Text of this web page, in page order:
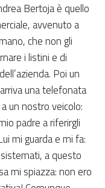
Bertoja è quello
avvenuto a
che non gli
i listini e di
Poi un
una telefonata
un nostro veicolo:
padre a riferirgli
mi guarda e mi fa:
a questo
mi spiazza: non ero